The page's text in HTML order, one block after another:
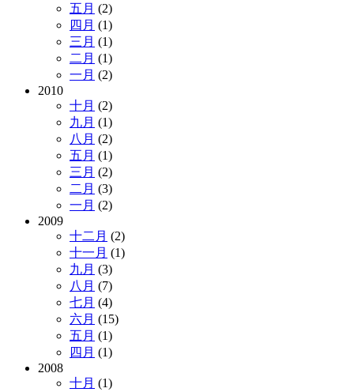
五月 (2)
四月 (1)
三月 (1)
二月 (1)
一月 (2)
2010
十月 (2)
九月 (1)
八月 (2)
五月 (1)
三月 (2)
二月 (3)
一月 (2)
2009
十二月 (2)
十一月 (1)
九月 (3)
八月 (7)
七月 (4)
六月 (15)
五月 (1)
四月 (1)
2008
十月 (1)